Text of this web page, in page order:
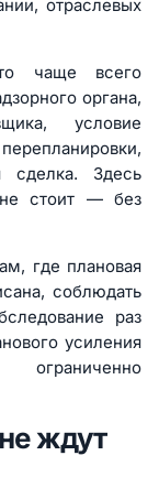
отраслевых
чаще всего
органа,
условие
сделка. Здесь
не стоит — без
где плановая
соблюдать
раз
усиления
ждут